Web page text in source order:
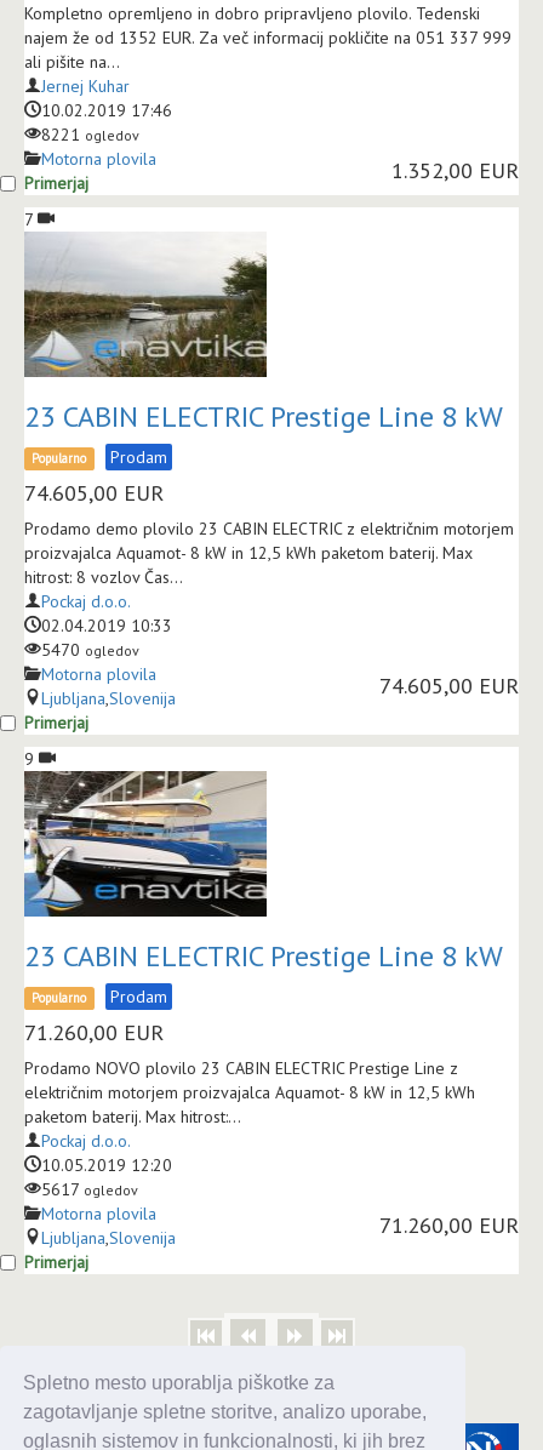
Spletno mesto uporablja piškotke za
zagotavljanje spletne storitve, analizo uporabe,
oglasnih sistemov in funkcionalnosti, ki jih brez
Kompletno opremljeno in dobro pripravljeno plovilo. Tedenski
najem že od 1352 EUR. Za več informacij pokličite na 051 337 999
ali pišite na...
Jernej Kuhar
10.02.2019 17:46
8221 ogledov
1.352,00 EUR
Motorna plovila
Primerjaj
7
23 CABIN ELECTRIC Prestige Line 8 kW
Popularno Prodam
74.605,00 EUR
Prodamo demo plovilo 23 CABIN ELECTRIC z električnim motorjem
proizvajalca Aquamot- 8 kW in 12,5 kWh paketom baterij. Max
hitrost: 8 vozlov Čas...
Pockaj d.o.o.
02.04.2019 10:33
5470 ogledov
74.605,00 EUR
Motorna plovila
Ljubljana,Slovenija
Primerjaj
9
23 CABIN ELECTRIC Prestige Line 8 kW
Popularno Prodam
71.260,00 EUR
Prodamo NOVO plovilo 23 CABIN ELECTRIC Prestige Line z
električnim motorjem proizvajalca Aquamot- 8 kW in 12,5 kWh
paketom baterij. Max hitrost:...
Pockaj d.o.o.
10.05.2019 12:20
5617 ogledov
71.260,00 EUR
Motorna plovila
Ljubljana,Slovenija
Primerjaj